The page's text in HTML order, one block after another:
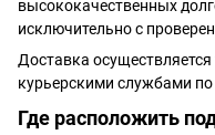
высококачественных
исключительно с
Доставка
курьерскими службами по
Где расположить